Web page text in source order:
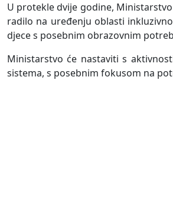
U protekle dvije godine,
radilo na uređenju oblasti
djece s posebnim obrazovnim
Ministarstvo će nastaviti s
sistema, s posebnim fokusom na